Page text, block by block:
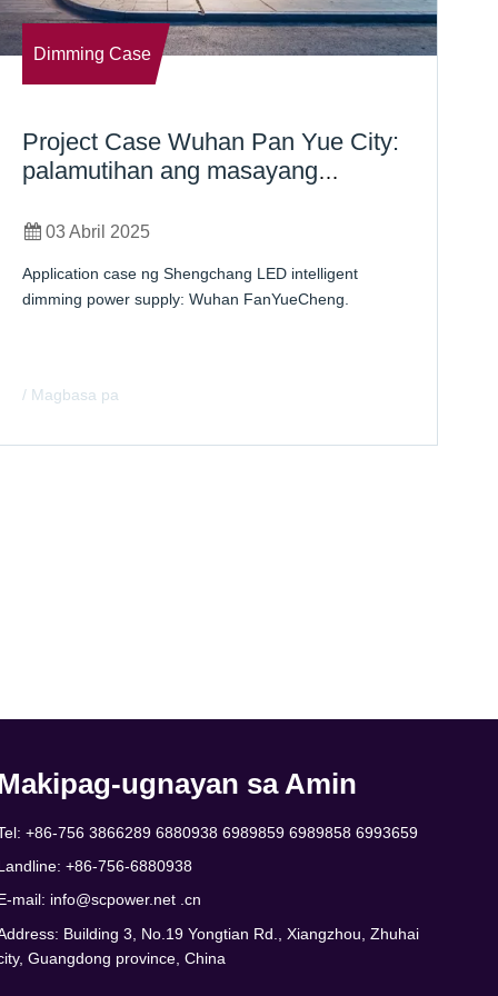
Dimming Case
Project Case Wuhan Pan Yue City:
palamutihan ang masayang
03 Abril 2025
Application case ng Shengchang LED intelligent
dimming power supply: Wuhan FanYueCheng.
/ Magbasa pa
ugnayan sa Amin
+86-756 3866289 6880938 6989859 6989858 6993659
+86-756-6880938
mail: info@scpower.net .cn
Building 3, No.19 Yongtian Rd., Xiangzhou, Zhuhai
Guangdong province, China